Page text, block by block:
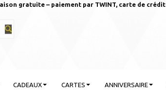
gratuite – paiement par TWINT, carte de crédit
CADEAUX CARTES ANNIVERSAIRE